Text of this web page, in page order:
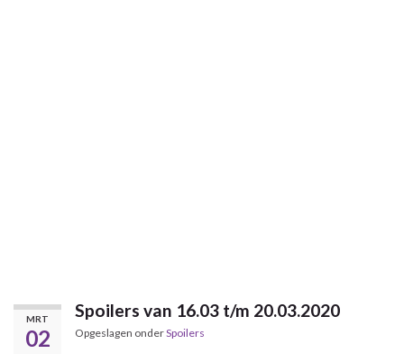
MRT
02
Spoilers van 16.03 t/m 20.03.2020
Opgeslagen onderSpoilers